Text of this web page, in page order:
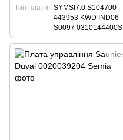
Тип плати
SYMSI7.0 S104700
443953 KWD IND06
S0097 0310144400S